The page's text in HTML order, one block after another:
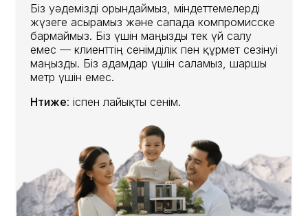
Біз уәдемізді орындаймыз, міндеттемелерді
жүзеге асырамыз және сапада компромисске
бармаймыз. Біз үшін маңызды тек үй салу
емес — клиенттің сенімділік пен құрмет сезінуі
маңызды. Біз адамдар үшін саламыз, шаршы
метр үшін емес.
Нәтиже: іспен лайықты сенім.